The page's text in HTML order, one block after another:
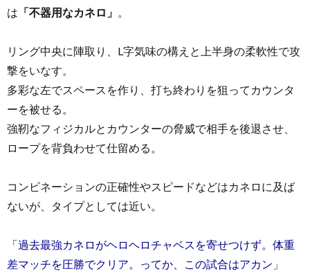
は 「不器用なカネロ」
リング中央に陣取り、L字気味の構えと上半身の柔軟性で攻
撃をいなす。
多彩な左でスペースを作り、打ち終わりを狙ってカウンタ
ーを被せる。
強靭なフィジカルとカウンターの脅威で相手を後退させ、
ロープを背負わせて仕留める。
コンビネーションの正確性やスピードなどはカネロに及ば
ないが、タイプとしては近い。
「過去最強カネロがヘロヘロチャベスを寄せつけず。体重
差マッチを圧勝でクリア。ってか、この試合はアカン」